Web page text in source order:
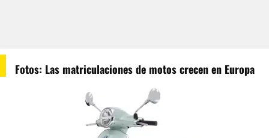
Fotos: Las matriculaciones de motos crecen en Europa